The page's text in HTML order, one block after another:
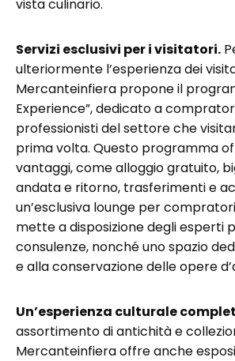
vista culinario.
Servizi esclusivi per i visitatori.
ulteriormente l’esperienza dei
Mercanteinfiera propone il
Experience”, dedicato a
professionisti del settore che
prima volta. Questo programma
vantaggi, come alloggio gratuito,
andata e ritorno, trasferimenti e
un’esclusiva lounge per
mette a disposizione degli esperti
consulenze, nonché uno spazio
e alla conservazione delle opere
Un’esperienza culturale
assortimento di antichità e
Mercanteinfiera offre anche